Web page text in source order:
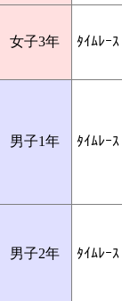
女子3年 ﾀｲﾑﾚｰｽ
男子1年 ﾀｲﾑﾚｰｽ
男子2年 ﾀｲﾑﾚｰｽ